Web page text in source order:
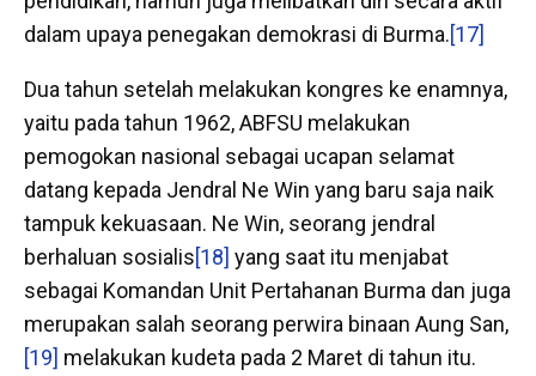
dalam upaya penegakan demokrasi di Burma.[17]
Dua tahun setelah melakukan kongres ke enamnya,
yaitu pada tahun 1962, ABFSU melakukan
pemogokan nasional sebagai ucapan selamat
datang kepada Jendral Ne Win yang baru saja naik
tampuk kekuasaan. Ne Win, seorang jendral
berhaluan sosialis[18] yang saat itu menjabat
sebagai Komandan Unit Pertahanan Burma dan juga
merupakan salah seorang perwira binaan Aung San,
[19] melakukan kudeta pada 2 Maret di tahun itu.